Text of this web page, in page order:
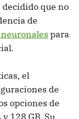
que no
de
para
el
de
opciones de